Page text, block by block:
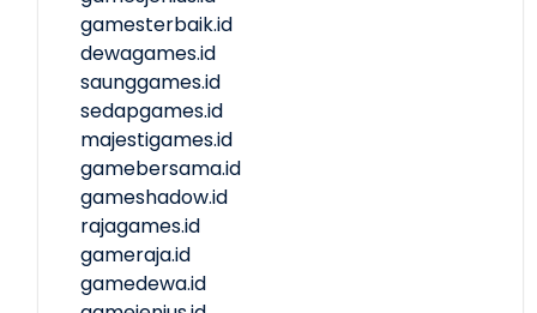
gamesterbaik.id
dewagames.id
saunggames.id
sedapgames.id
majestigames.id
gamebersama.id
gameshadow.id
rajagames.id
gameraja.id
gamedewa.id